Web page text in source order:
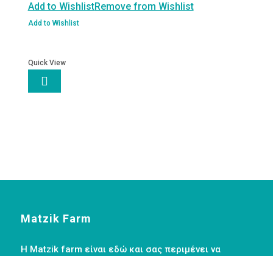
ΜΕΡΙΔΑ
ποσότητα
Add to WishlistRemove from Wishlist
Add to Wishlist
Quick View

Matzik Farm
Η Matzik farm είναι εδώ και σας περιμένει να